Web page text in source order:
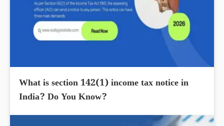
What is section 142(1) income tax notice in
India? Do You Know?